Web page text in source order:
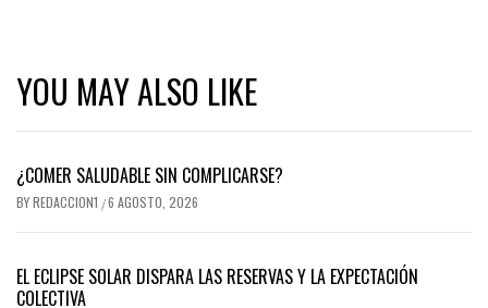
YOU MAY ALSO LIKE
¿COMER SALUDABLE SIN COMPLICARSE?
BYREDACCION1 /6 AGOSTO, 2026
EL ECLIPSE SOLAR DISPARA LAS RESERVAS Y LA EXPECTACIÓN
COLECTIVA